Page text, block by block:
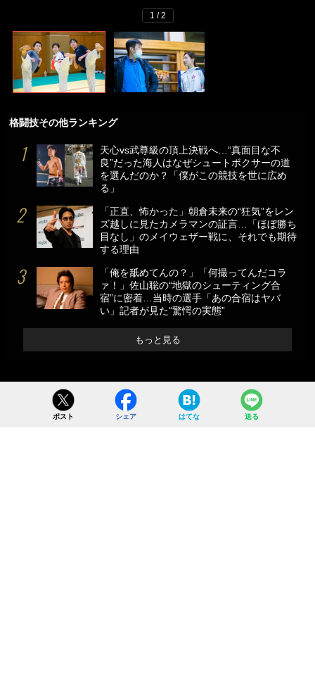
1 / 2
格闘技その他ランキング
天心vs武尊級の頂上決戦へ…“真面目な不
良”だった海人はなぜシュートボクサーの道
を選んだのか？「僕がこの競技を世に広め
る」
「正直、怖かった」朝倉未来の“狂気”をレン
ズ越しに見たカメラマンの証言…「ほぼ勝ち
目なし」のメイウェザー戦に、それでも期待
する理由
「俺を舐めてんの？」「何撮ってんだコラ
ァ！」佐山聡の“地獄のシューティング合
宿”に密着…当時の選手「あの合宿はヤバ
い」記者が見た“驚愕の実態”
もっと見る
ポスト シェア はてな 送る